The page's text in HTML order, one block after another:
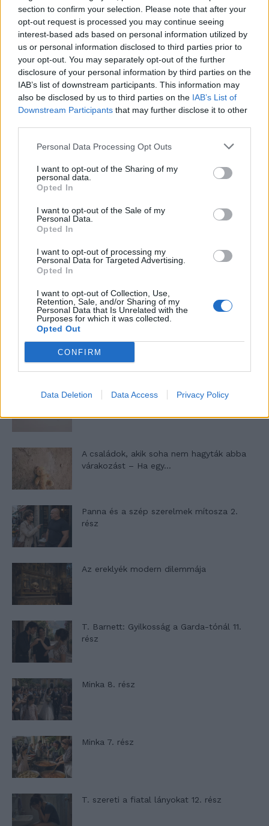
section to confirm your selection. Please note that after your
opt-out request is processed you may continue seeing
interest-based ads based on personal information utilized by
us or personal information disclosed to third parties prior to
your opt-out. You may separately opt-out of the further
disclosure of your personal information by third parties on the
IAB’s list of downstream participants. This information may
also be disclosed by us to third parties on the IAB’s List of
Downstream Participants that may further disclose it to other
Personal Data Processing Opt Outs
I want to opt-out of the Sharing of my
personal data.
Opted In
I want to opt-out of the Sale of my
Personal Data.
Opted In
I want to opt-out of processing my
Personal Data for Targeted Advertising.
Opted In
I want to opt-out of Collection, Use,
Retention, Sale, and/or Sharing of my
Personal Data that Is Unrelated with the
Purposes for which it was collected.
Opted Out
CONFIRM
Data Deletion Data Access Privacy Policy
Lyhanna története
T. Barnett: Gyilkosság a Garda-tónál 12.
rész
T. szereti a fiatal lányokat 13. rész
Minka 10. rész
Minka 9. rész
a hétköznapokban
Egy ház, amely a tengerre és a fényre
A családok, akik soha nem hagyták abba
várakozást – Ha egy...
Panna és a szép szerelmek mítosza 2.
rész
Az ereklyék modern dilemmája
T. Barnett: Gyilkosság a Garda-tónál 11.
rész
Minka 8. rész
Minka 7. rész
T. szereti a fiatal lányokat 12. rész